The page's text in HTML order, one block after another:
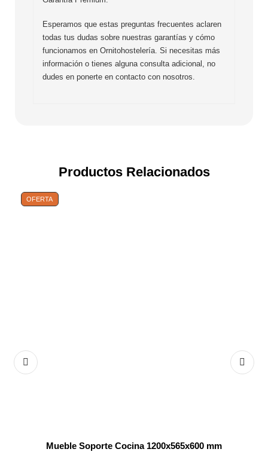
Esperamos que estas preguntas frecuentes aclaren
todas tus dudas sobre nuestras garantías y cómo
funcionamos en Ornitohostelería. Si necesitas más
información o tienes alguna consulta adicional, no
dudes en ponerte en contacto con nosotros.
Productos Relacionados
OFERTA
Mueble Soporte Cocina 1200x565x600 mm